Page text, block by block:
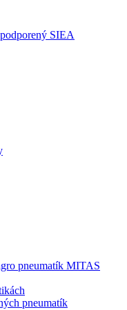
SIEA
pneumatík MITAS
pneumatík